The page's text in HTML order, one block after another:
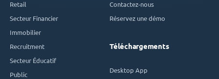
Retail
Secteur Financier
Immobilier
Recruitment
Secteur Éducatif
Public
Contactez-nous
Réservez une démo
Téléchargements
Desktop App